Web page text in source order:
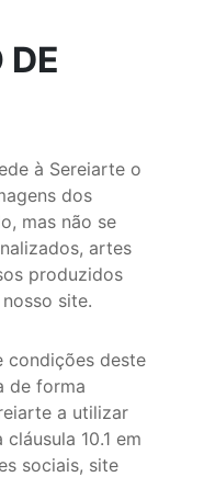
DE
à Sereiarte o
dos
mas não se
artes
produzidos
site.
condições deste
de forma
a utilizar
10.1 em
sociais, site